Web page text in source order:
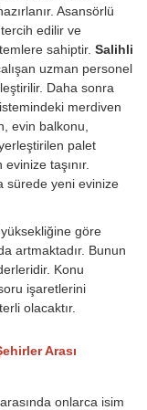
Asansörlü
edilir ve
sahiptir. Salihli
uzman personel
Daha sonra
merdiven
evin balkonu,
palet
taşınır.
sürede yeni evinize
göre
artmaktadır. Bunun
Konu
işaretlerini
olacaktır.
Arası
onlarca isim